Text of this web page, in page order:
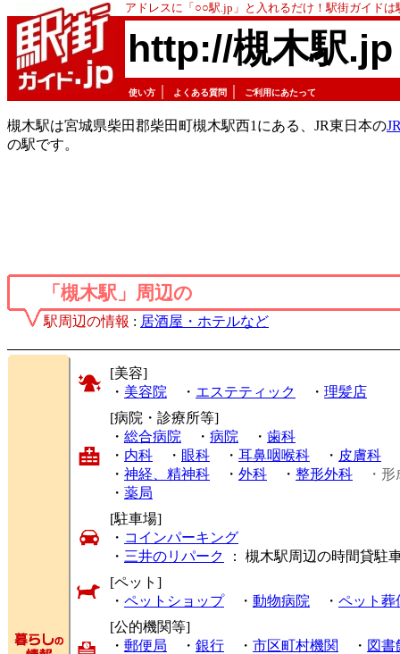
アドレスに「○○駅.jp」と入れるだけ！駅街ガイド
http://槻木駅.jp
使い方 よくある質問 ご利用にあたって
槻木駅は宮城県柴田郡柴田町槻木駅西1にある、JR東日本の
の駅です。
「槻木駅」周辺の
駅周辺の情報 : 居酒屋・ホテルなど
[美容]
・ 美容院 ・ エステティック ・ 理髪店
[病院・診療所等]
・ 総合病院 ・ 病院 ・ 歯科
・ 内科 ・ 眼科 ・ 耳鼻咽喉科 ・ 皮膚科
・ 神経、精神科 ・ 外科 ・ 整形外科
・
・ 薬局
[駐車場]
・ コインパーキング
・ 三井のリパーク
： 槻木駅周辺の時間貸駐
[ペット]
・ ペットショップ・ 動物病院 ・ ペット葬
[公的機関等]
・ 郵便局 ・ 銀行 ・ 市区町村機関 ・ 図書